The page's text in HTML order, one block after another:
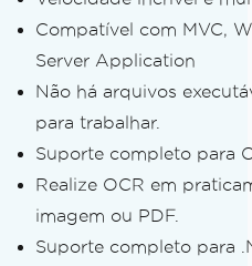
Compatível com MVC,
Server Application
Não há arquivos
para trabalhar.
Suporte completo para
Realize OCR em
imagem ou PDF.
Suporte completo para